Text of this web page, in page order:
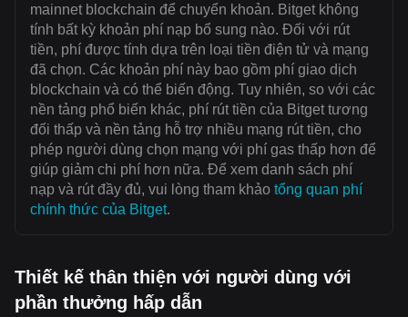
mainnet blockchain để chuyển khoản. Bitget không
tính bất kỳ khoản phí nạp bổ sung nào. Đối với rút
tiền, phí được tính dựa trên loại tiền điện tử và mạng
đã chọn. Các khoản phí này bao gồm phí giao dịch
blockchain và có thể biến động. Tuy nhiên, so với các
nền tảng phổ biến khác, phí rút tiền của Bitget tương
đối thấp và nền tảng hỗ trợ nhiều mạng rút tiền, cho
phép người dùng chọn mạng với ‌phí gas thấp hơn để
giúp giảm chi phí hơn nữa. Để xem danh sách phí
nạp và rút đầy đủ, vui lòng tham khảo tổng quan phí
chính thức của Bitget.
Thiết kế thân thiện với người dùng với
phần thưởng hấp dẫn